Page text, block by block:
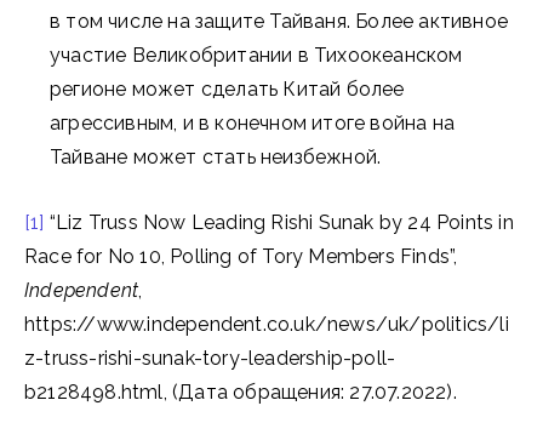
в том числе на защите Тайваня. Более активное
участие Великобритании в Тихоокеанском
регионе может сделать Китай более
агрессивным, и в конечном итоге война на
Тайване может стать неизбежной.
[1] “Liz Truss Now Leading Rishi Sunak by 24 Points in
Race for No 10, Polling of Tory Members Finds”,
Independent,
https://www.independent.co.uk/news/uk/politics/li
z-truss-rishi-sunak-tory-leadership-poll-
b2128498.html, (Дата обращения: 27.07.2022).